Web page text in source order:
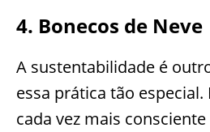
4. Bonecos de Neve
A sustentabilidade é
essa prática tão
cada vez mais